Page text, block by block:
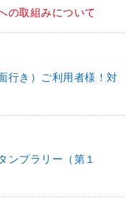
の取組みについて
行き）ご利用者様！対
ンプラリー（第１